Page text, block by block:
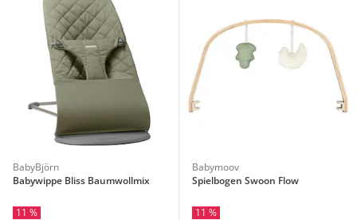
BabyBjörn
Babywippe Bliss Baumwollmix
11 %
Babymoov
Spielbogen Swoon Flow
11 %